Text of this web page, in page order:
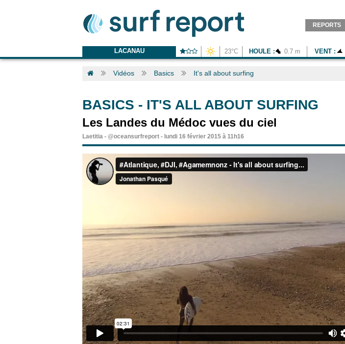
REPORTS
LACANAU 23°C HOULE : 0.7 m VENT :
Vidéos Basics It's all about surfing
BASICS - IT'S ALL ABOUT SURFING
Les Landes du Médoc vues du ciel
Laetitia - @oceansurfreport - lundi 16 février 2015 à 11h16